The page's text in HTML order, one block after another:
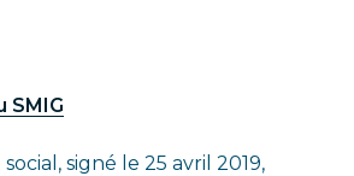
SMIG
signé le 25 avril 2019,